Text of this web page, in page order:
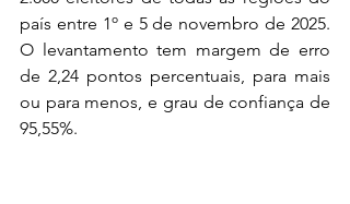
país entre 1º e 5 de novembro de 2025.
O levantamento tem margem de erro
de 2,24 pontos percentuais, para mais
ou para menos, e grau de confiança de
95,55%.